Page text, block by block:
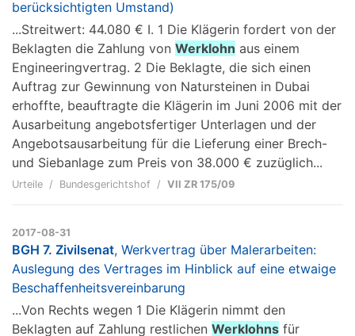
berücksichtigten Umstand)
...Streitwert: 44.080 € I. 1 Die Klägerin fordert von der
Beklagten die Zahlung von Werklohn aus einem
Engineeringvertrag. 2 Die Beklagte, die sich einen
Auftrag zur Gewinnung von Natursteinen in Dubai
erhoffte, beauftragte die Klägerin im Juni 2006 mit der
Ausarbeitung angebotsfertiger Unterlagen und der
Angebotsausarbeitung für die Lieferung einer Brech-
und Siebanlage zum Preis von 38.000 € zuzüglich...
Urteile Bundesgerichtshof VII ZR 175/09
2017-08-31
BGH 7. Zivilsenat, Werkvertrag über Malerarbeiten:
Auslegung des Vertrages im Hinblick auf eine etwaige
Beschaffenheitsvereinbarung
...Von Rechts wegen 1 Die Klägerin nimmt den
Beklagten auf Zahlung restlichen Werklohns für